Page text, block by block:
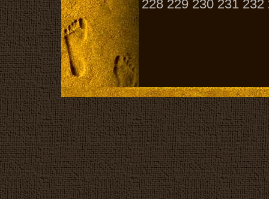
228 229 230 231 232